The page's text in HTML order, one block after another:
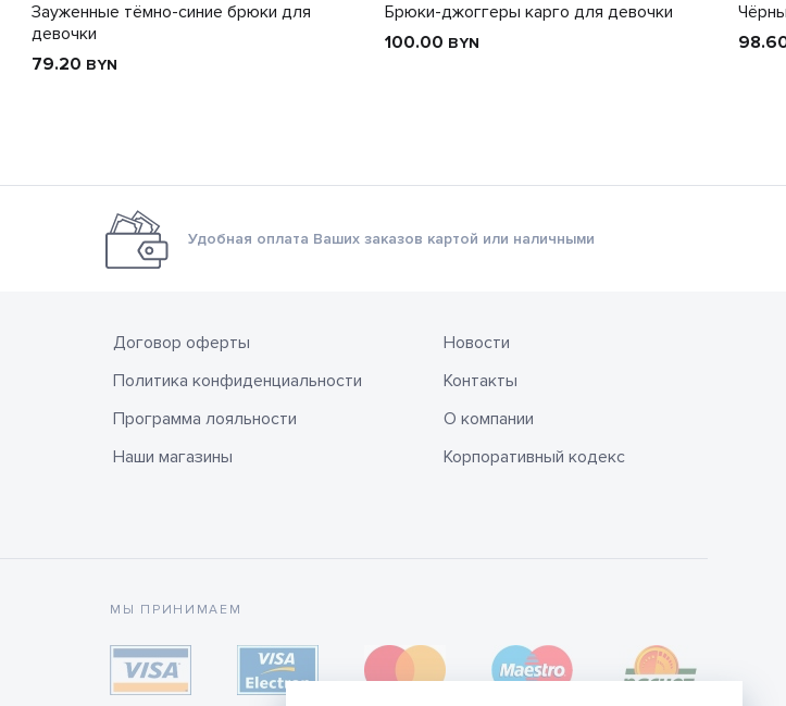
Зауженные тёмно-синие брюки для
девочки
79.20 BYN
Брюки-джоггеры карго для девочки
100.00 BYN
Удобная оплата Ваших заказов картой или наличными
Договор оферты
Политика конфиденциальности
Программа лояльности
Наши магазины
Новости
Контакты
О компании
Корпоративный кодекс
МЫ ПРИНИМАЕМ